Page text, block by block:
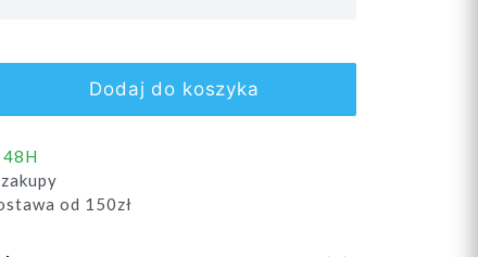
Dodaj do koszyka
48H
od 150zł